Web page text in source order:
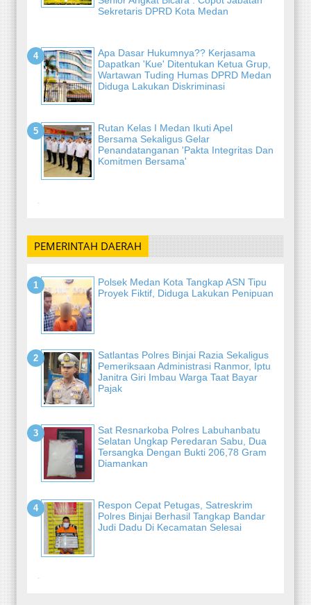
Sekretaris DPRD Kota Medan
Apa Dasar Hukumnya?? Kerjasama
Dapatkan 'Kue' Ditentukan Ketua Grup,
Wartawan Tuding Humas DPRD Medan
Diduga Lakukan Diskriminasi
Rutan Kelas I Medan Ikuti Apel
Bersama Sekaligus Gelar
Penandatanganan 'Pakta Integritas Dan
Komitmen Bersama'
-
PEMERINTAH DAERAH
Polsek Medan Kota Tangkap ASN Tipu
Proyek Fiktif, Diduga Lakukan Penipuan
Satlantas Polres Binjai Razia Sekaligus
Pemeriksaan Administrasi Ranmor, Iptu
Janitra Giri Imbau Warga Taat Bayar
Pajak
Sat Resnarkoba Polres Labuhanbatu
Selatan Ungkap Peredaran Sabu, Dua
Tersangka Dengan Bukti 206,78 Gram
Diamankan
Respon Cepat Petugas, Satreskrim
Polres Binjai Berhasil Tangkap Bandar
Judi Dadu Di Kecamatan Selesai
-